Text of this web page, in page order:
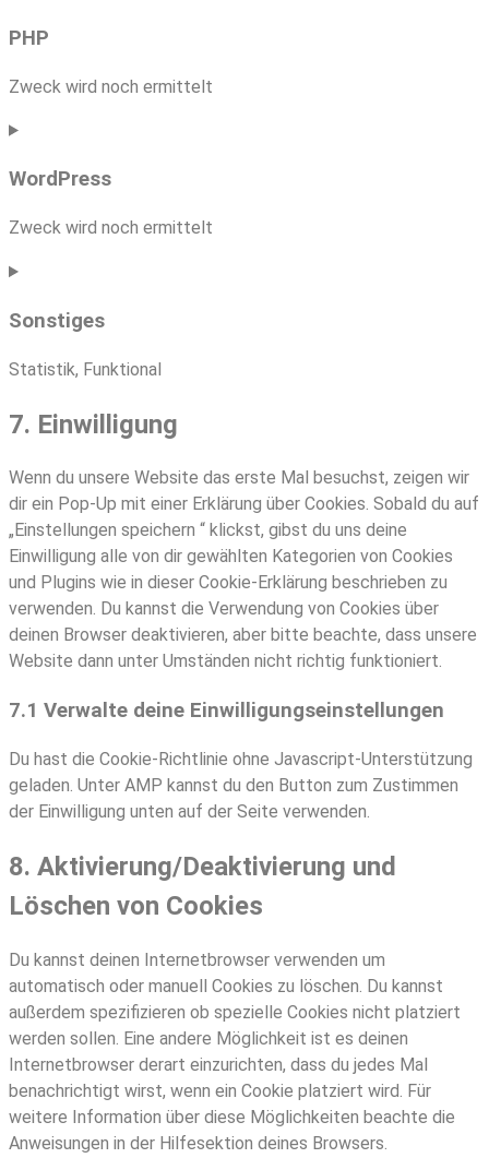
service
PHP
Zweck wird noch ermittelt
Consent
service
WordPress
Zweck wird noch ermittelt
Consent
service
Sonstiges
Statistik, Funktional
Consent
to
sonstiges
7. Einwilligung
Wenn du unsere Website das erste Mal besuchst, zeigen wir
dir ein Pop-Up mit einer Erklärung über Cookies. Sobald du auf
„Einstellungen speichern “ klickst, gibst du uns deine
Einwilligung alle von dir gewählten Kategorien von Cookies
und Plugins wie in dieser Cookie-Erklärung beschrieben zu
verwenden. Du kannst die Verwendung von Cookies über
deinen Browser deaktivieren, aber bitte beachte, dass unsere
Website dann unter Umständen nicht richtig funktioniert.
7.1 Verwalte deine Einwilligungseinstellungen
Du hast die Cookie-Richtlinie ohne Javascript-Unterstützung
geladen. Unter AMP kannst du den Button zum Zustimmen
der Einwilligung unten auf der Seite verwenden.
8. Aktivierung/Deaktivierung und
Löschen von Cookies
Du kannst deinen Internetbrowser verwenden um
automatisch oder manuell Cookies zu löschen. Du kannst
außerdem spezifizieren ob spezielle Cookies nicht platziert
werden sollen. Eine andere Möglichkeit ist es deinen
Internetbrowser derart einzurichten, dass du jedes Mal
benachrichtigt wirst, wenn ein Cookie platziert wird. Für
weitere Information über diese Möglichkeiten beachte die
Anweisungen in der Hilfesektion deines Browsers.